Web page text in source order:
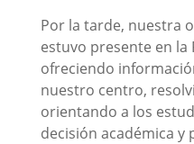
Por la tarde, nuestra
estuvo presente en la
ofreciendo
nuestro centro,
orientando a los
decisión académica y